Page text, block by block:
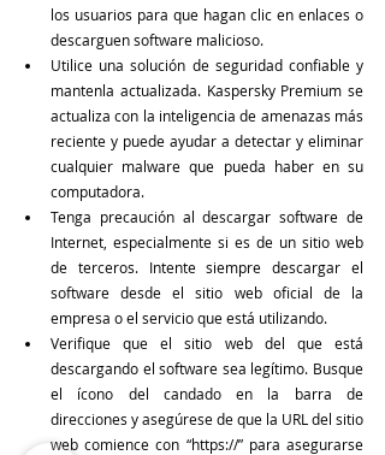
los usuarios para que hagan clic en enlaces o
descarguen software malicioso.
Utilice una solución de seguridad confiable y
mantenla actualizada. Kaspersky Premium se
actualiza con la inteligencia de amenazas más
reciente y puede ayudar a detectar y eliminar
cualquier malware que pueda haber en su
computadora.
Tenga precaución al descargar software de
Internet, especialmente si es de un sitio web
de terceros. Intente siempre descargar el
software desde el sitio web oficial de la
empresa o el servicio que está utilizando.
Verifique que el sitio web del que está
descargando el software sea legítimo. Busque
el ícono del candado en la barra de
direcciones y asegúrese de que la URL del sitio
web comience con “https://” para asegurarse